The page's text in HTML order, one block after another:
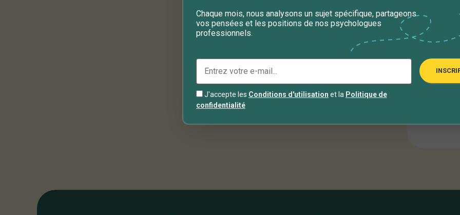
Santé
Chaque mois, nous analysons un sujet spécifique, partageons
vos pensées et les positions de nos psychologues
professionnels.
J'accepte les Conditions d'utilisation et la Politique de
confidentialité